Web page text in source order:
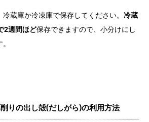
蔵庫か冷凍庫で保存してください。 冷蔵
2週間ほど保存できますので、小分けにし
りの出し殻(だしがら)の利用方法